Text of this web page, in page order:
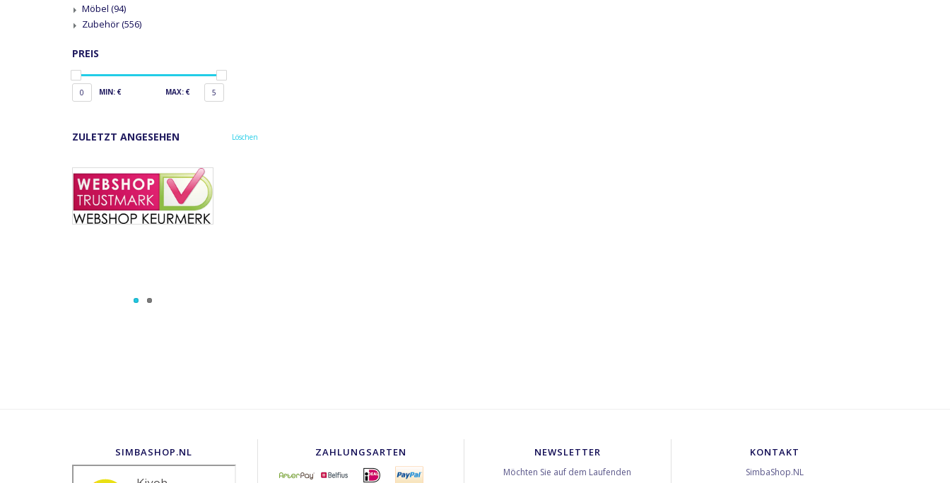
Möbel (94)
Zubehör(556)
PREIS
0 MIN: € MAX: € 5
ZULETZT ANGESEHEN Löschen
SIMBASHOP.NL ZAHLUNGSARTEN NEWSLETTER
Möchten Sie auf dem Laufenden
KONTAKT
SimbaShop.NL